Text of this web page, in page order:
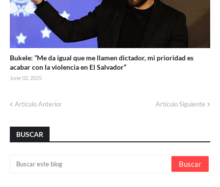
Bukele: “Me da igual que me llamen dictador, mi prioridad es
acabar con la violencia en El Salvador”
June 02, 2025
Artículo Anterior Artículo Siguiente
BUSCAR